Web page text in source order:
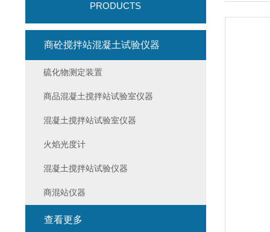
PRODUCTS
商砼搅拌站混凝土试验仪器
硫化物测定装置
商品混凝土搅拌站试验室仪器
混凝土搅拌站试验室仪器
火焰光度计
混凝土搅拌站试验仪器
商混站仪器
查看更多